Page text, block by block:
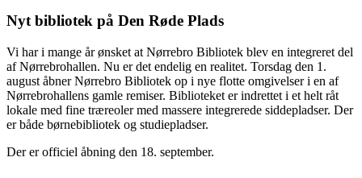
Nyt bibliotek på Den Røde Plads
Vi har i mange år ønsket at Nørrebro Bibliotek blev en integreret del
af Nørrebrohallen. Nu er det endelig en realitet. Torsdag den 1.
august åbner Nørrebro Bibliotek op i nye flotte omgivelser i en af
Nørrebrohallens gamle remiser. Biblioteket er indrettet i et helt råt
lokale med fine træreoler med massere integrerede siddepladser. Der
er både børnebibliotek og studiepladser.
Der er officiel åbning den 18. september.